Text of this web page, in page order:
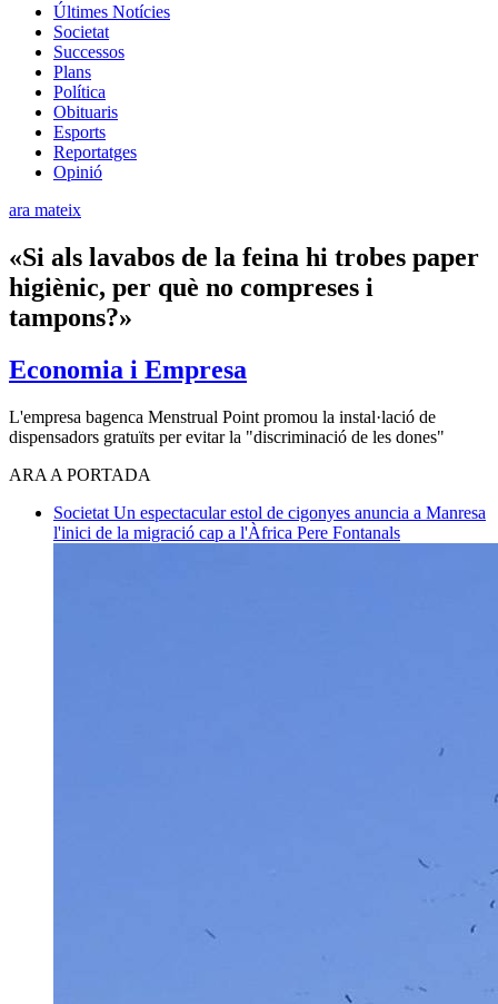
Últimes Notícies
Societat
Successos
Plans
Política
Obituaris
Esports
Reportatges
Opinió
ara mateix
«Si als lavabos de la feina hi trobes paper
higiènic, per què no compreses i
tampons?»
Economia i Empresa
L'empresa bagenca Menstrual Point promou la instal·lació de
dispensadors gratuïts per evitar la "discriminació de les dones"
ARA A PORTADA
Societat Un espectacular estol de cigonyes anuncia a Manresa
l'inici de la migració cap a l'Àfrica Pere Fontanals